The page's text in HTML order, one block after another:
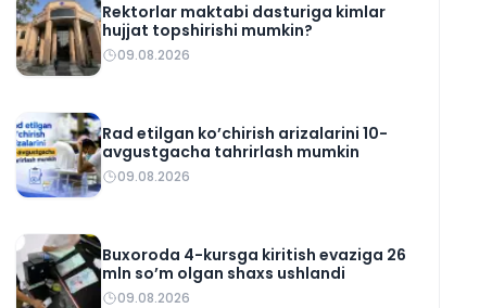
Rektorlar maktabi dasturiga kimlar
hujjat topshirishi mumkin?
09.08.2026
Rad etilgan ko’chirish arizalarini 10-
avgustgacha tahrirlash mumkin
09.08.2026
Buxoroda 4-kursga kiritish evaziga 26
mln so’m olgan shaxs ushlandi
09.08.2026